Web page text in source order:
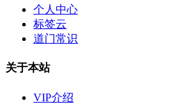
个人中心
标签云
道门常识
关于本站
VIP介绍